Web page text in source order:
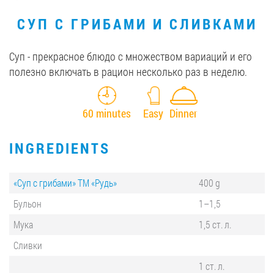
СУП С ГРИБАМИ И СЛИВКАМИ
Cуп - прекрасное блюдо с множеством вариаций и его
полезно включать в рацион несколько раз в неделю.
60 minutes Easy Dinner
INGREDIENTS
«Суп с грибами» ТМ «Рудь»
400 g
Бульон
1–1,5
Мука
1,5 ст. л.
Сливки
1 ст. л.